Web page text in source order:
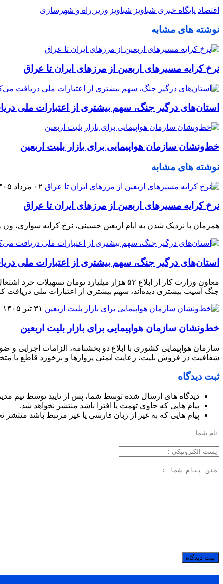
اقتصاد پایگاه خبری شباویز شباویز وزیر راه و شهرسازی
نوشته های مشابه
نرخ کرایه مسیرهای اربعین از مرزهای ایران تا عراق
استان‌های درگیر جنگ، سهم بیشتری از اعتبارات ملی
خط‌ونشان سازمان هواپیمایی برای بازار بلیت اربعین
نوشته های مشابه
۰۲ مرداد ۱۴۰۵
نرخ کرایه مسیرهای اربعین از مرزهای ایران تا عراق
همزمان با نزدیک شدن به ایام اربعین حسینی، نرخ کرایه سواری،
استان‌های درگیر جنگ، سهم بیشتری از اعتبارات ملی
جنگ آسیب بیشتری دیده‌اند، سهم بیشتری از اعتبارات ملی دریافت
۳۱ تیر ۱۴۰۵
خط‌ونشان سازمان هواپیمایی برای بازار بلیت اربعین
شفافیت در فروش بلیت، رعایت ایمنی پروازها و برخورد قاطع با
ثبت دیدگاه
دیدگاه های ارسال شده توسط شما، پس از تایید توسط تیم
پیام هایی که حاوی تهمت یا افترا باشد منتشر نخواهد شد.
پیام هایی که به غیر از زبان فارسی یا غیر مرتبط باشد منتشر